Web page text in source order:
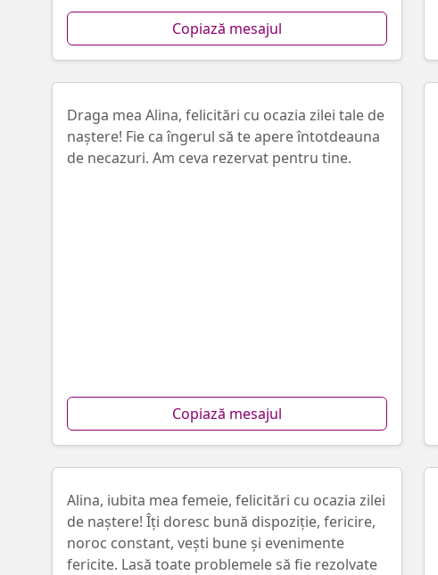
Copiază mesajul
Draga mea Alina, felicitări cu ocazia zilei tale de
naştere! Fie ca îngerul să te apere întotdeauna
de necazuri. Am ceva rezervat pentru tine.
Copiază mesajul
Alina, iubita mea femeie, felicitări cu ocazia zilei
de naştere! Îţi doresc bună dispoziție, fericire,
noroc constant, vești bune și evenimente
fericite. Lasă toate problemele să fie rezolvate